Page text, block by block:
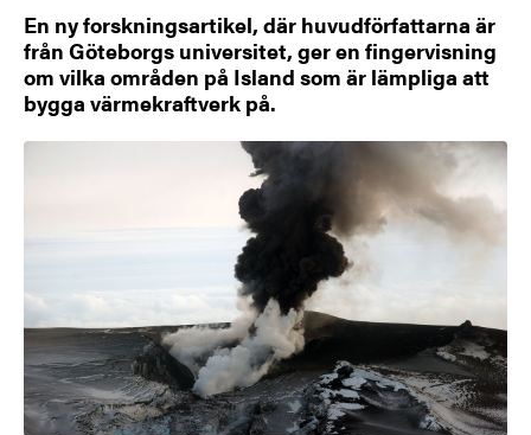
En ny forskningsartikel, där huvudförfattarna är
från Göteborgs universitet, ger en fingervisning
om vilka områden på Island som är lämpliga att
bygga värmekraftverk på.